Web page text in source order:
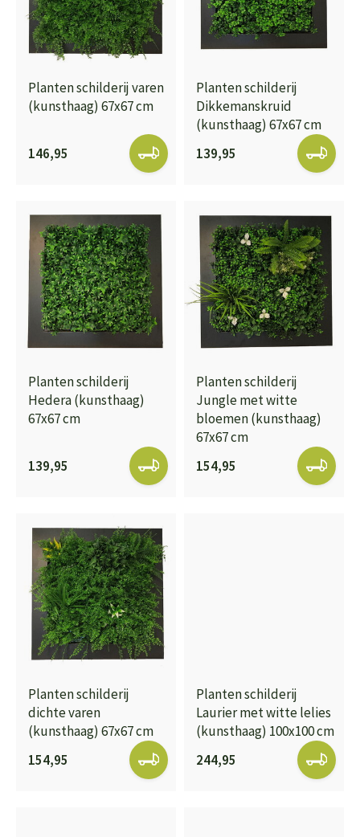
Planten schilderij varen
(kunsthaag) 67x67 cm
146,95
Planten schilderij
Dikkemanskruid
(kunsthaag) 67x67 cm
139,95
Planten schilderij
Hedera (kunsthaag)
67x67 cm
139,95
Planten schilderij
Jungle met witte
bloemen (kunsthaag)
67x67 cm
154,95
Planten schilderij
dichte varen
(kunsthaag) 67x67 cm
154,95
Planten schilderij
Laurier met witte lelies
(kunsthaag) 100x100 cm
244,95